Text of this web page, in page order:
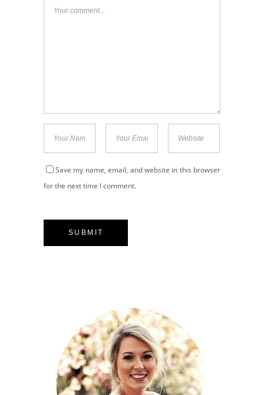
Save my name, email, and website in this browser
for the next time I comment.